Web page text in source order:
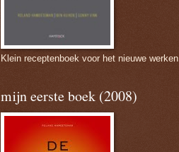
Klein receptenboek voor het nieuwe werken
mijn eerste boek (2008)